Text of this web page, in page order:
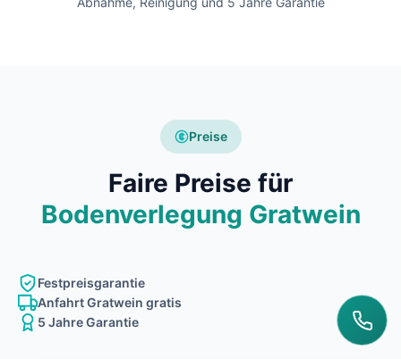
Preise
Faire Preise für
Bodenverlegung Gratwein
Festpreisgarantie
Anfahrt Gratwein gratis
5 Jahre Garantie